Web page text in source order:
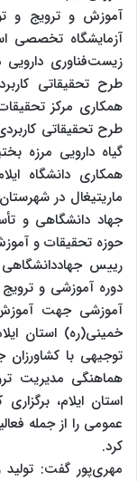
آموزش و ترویج و
آزمایشگاه تخصصی
زیست‌فناوری دارویی
همکاری مرکز
طرح تحقیقاتی
گیاه دارویی مرزه
همکاری دانشگاه
ماریتیغال در
جهاد دانشگاهی و
حوزه تحقیقات و
رییس جهاددانشگاهی
دوره آموزشی و
آموزشی جهت آموزش
خمینی(ره) استان
توجیهی با
هماهنگی مدیریت
استان ایلام،
عمومی را از جمله
کرد.